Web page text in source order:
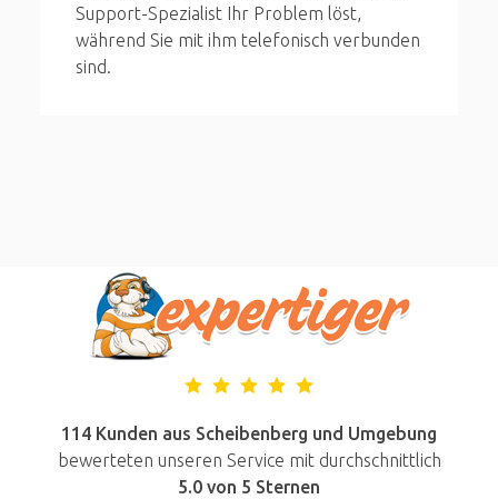
Support-Spezialist Ihr Problem löst,
während Sie mit ihm telefonisch verbunden
sind.
114 Kunden aus Scheibenberg und Umgebung
bewerteten unseren Service mit durchschnittlich
5.0 von 5 Sternen